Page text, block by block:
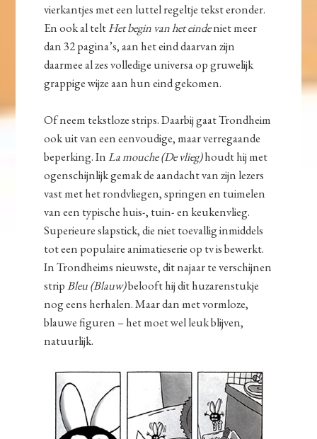
vierkantjes met een luttel regeltje tekst eronder.
En ook al teltHet begin van het eindeniet meer
dan 32 pagina’s, aan het eind daarvan zijn
daarmee al zes volledige universa op gruwelijk
grappige wijze aan hun eind gekomen.
Of neem tekstloze strips. Daarbij gaat Trondheim
ook uit van een eenvoudige, maar verregaande
beperking. InLa mouche (De vlieg)houdt hij met
ogenschijnlijk gemak de aandacht van zijn lezers
vast met het rondvliegen, springen en tuimelen
van een typische huis-, tuin- en keukenvlieg.
Superieure slapstick, die niet toevallig inmiddels
tot een populaire animatieserie op tv is bewerkt.
In Trondheims nieuwste, dit najaar te verschijnen
stripBleu (Blauw)belooft hij dit huzarenstukje
nog eens herhalen. Maar dan met vormloze,
blauwe figuren – het moet wel leuk blijven,
natuurlijk.